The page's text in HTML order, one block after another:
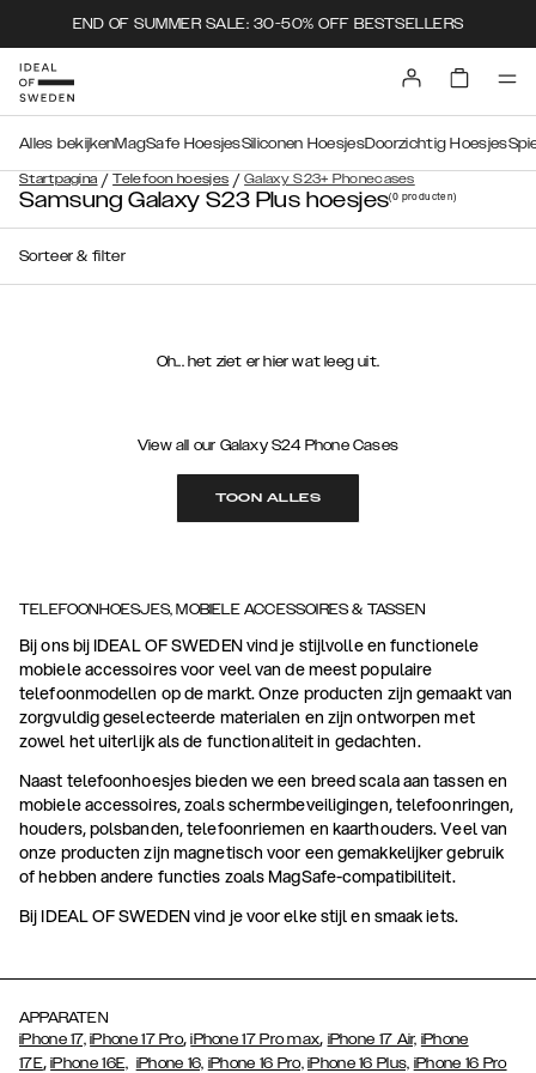
END OF SUMMER SALE: 30-50% OFF BESTSELLERS
Startpagina / Telefoon hoesjes / Galaxy S23+ Phonecases
Alles bekijkenMagSafe HoesjesSiliconen HoesjesDoorzichtig Hoesjes
Samsung Galaxy S23 Plus hoesjes(0 producten)
Sorteer & filter
Oh... het ziet er hier wat leeg uit.
View all our Galaxy S24 Phone Cases
TOON ALLES
TELEFOONHOESJES, MOBIELE ACCESSOIRES & TASSEN
Bij ons bij IDEAL OF SWEDEN vind je stijlvolle en functionele
mobiele accessoires voor veel van de meest populaire
telefoonmodellen op de markt. Onze producten zijn gemaakt van
zorgvuldig geselecteerde materialen en zijn ontworpen met
zowel het uiterlijk als de functionaliteit in gedachten.
Naast telefoonhoesjes bieden we een breed scala aan tassen en
mobiele accessoires, zoals schermbeveiligingen, telefoonringen,
houders, polsbanden, telefoonriemen en kaarthouders. Veel van
onze producten zijn magnetisch voor een gemakkelijker gebruik
of hebben andere functies zoals MagSafe-compatibiliteit.
Bij IDEAL OF SWEDEN vind je voor elke stijl en smaak iets.
APPARATEN
iPhone 17, iPhone 17 Pro,iPhone 17 Pro max, iPhone 17 Air, iPhone
17E,iPhone 16E, iPhone 16, iPhone 16 Pro, iPhone 16 Plus, iPhone 16 Pro